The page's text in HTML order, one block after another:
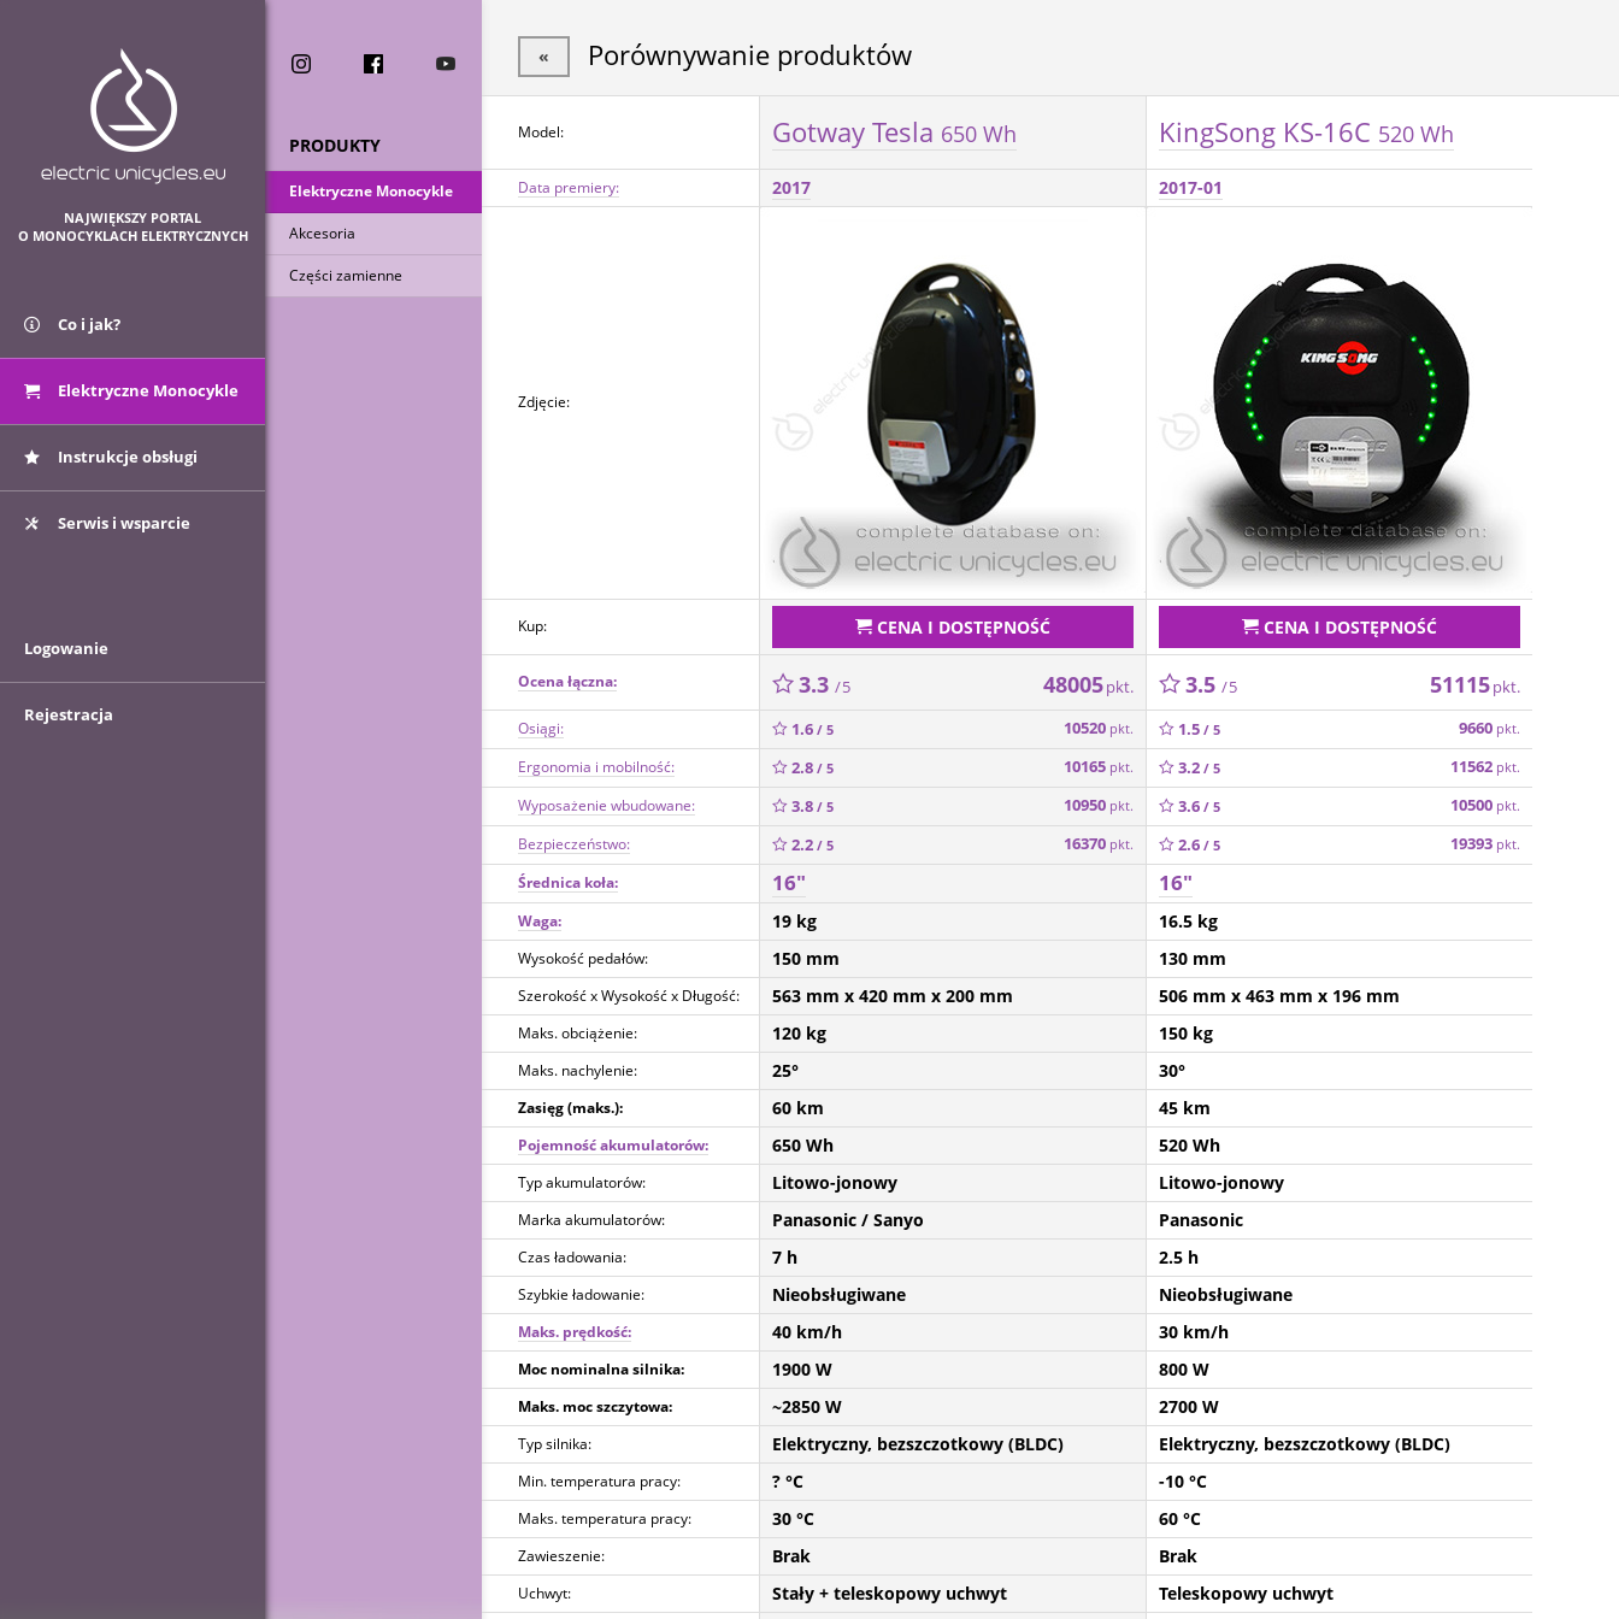
« Porównywanie produktów
Model: Gotway Tesla 650 Wh KingSong KS-16C 520 Wh
Data premiery: 2017 2017-01
Zdjęcie:
Kup: CENA I DOSTĘPNOŚĆ CENA I DOSTĘPNOŚĆ
Ocena łączna: 3.3 / 5 48005pkt. 3.5 / 5 51115pkt.
Osiągi: 1.6 / 5 10520 pkt. 1.5 / 5 9660 pkt.
Ergonomia i mobilność: 2.8 / 5 10165 pkt. 3.2 / 5 11562 pkt.
Wyposażenie wbudowane: 3.8 / 5 10950 pkt. 3.6 / 5 10500 pkt.
Bezpieczeństwo: 2.2 / 5 16370 pkt. 2.6 / 5 19393 pkt.
Średnica koła: 16" 16"
Waga: 19 kg 16.5 kg
Wysokość pedałów: 150 mm 130 mm
Szerokość x Wysokość x Długość: 563 mm x 420 mm x 200 mm 506 mm x 463 mm x 196 mm
Maks. obciążenie: 120 kg 150 kg
Maks. nachylenie: 25° 30°
Zasięg (maks.): 60 km 45 km
Pojemność akumulatorów: 650 Wh 520 Wh
Typ akumulatorów: Litowo-jonowy Litowo-jonowy
Marka akumulatorów: Panasonic / Sanyo Panasonic
Czas ładowania: 7 h 2.5 h
Szybkie ładowanie: Nieobsługiwane Nieobsługiwane
Maks. prędkość: 40 km/h 30 km/h
Moc nominalna silnika: 1900 W 800 W
Maks. moc szczytowa: ~2850 W 2700 W
Typ silnika: Elektryczny, bezszczotkowy (BLDC) Elektryczny, bezszczotkowy (BLDC)
Min. temperatura pracy: ? °C -10 °C
Maks. temperatura pracy: 30 °C 60 °C
Zawieszenie: Brak Brak
Uchwyt: Stały + teleskopowy uchwyt Teleskopowy uchwyt
PRODUKTY
Elektryczne Monocykle
Akcesoria
Części zamienne
NAJWIĘKSZY PORTAL
O MONOCYKLACH ELEKTRYCZNYCH
Co i jak?
Elektryczne Monocykle
Instrukcje obsługi
Serwis i wsparcie
Logowanie
Rejestracja